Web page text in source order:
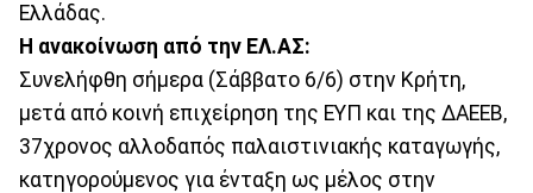
Ελλάδας.
Η ανακοίνωση από την ΕΛ.ΑΣ:
Συνελήφθη σήμερα (Σάββατο 6/6) στην Κρήτη,
μετά από κοινή επιχείρηση της ΕΥΠ και της ΔΑΕΕΒ,
37χρονος αλλοδαπός παλαιστινιακής καταγωγής,
κατηγορούμενος για ένταξη ως μέλος στην